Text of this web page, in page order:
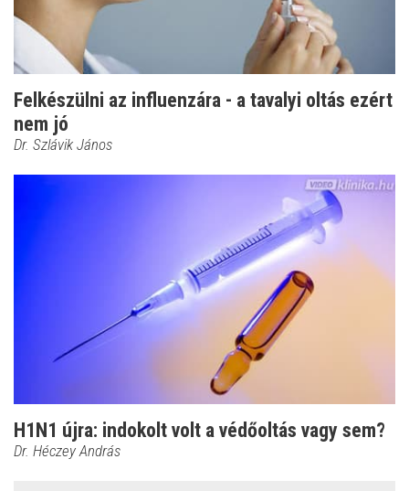
Felkészülni az influenzára - a tavalyi oltás ezért
nem jó
Dr. Szlávik János
H1N1 újra: indokolt volt a védőoltás vagy sem?
Dr. Héczey András